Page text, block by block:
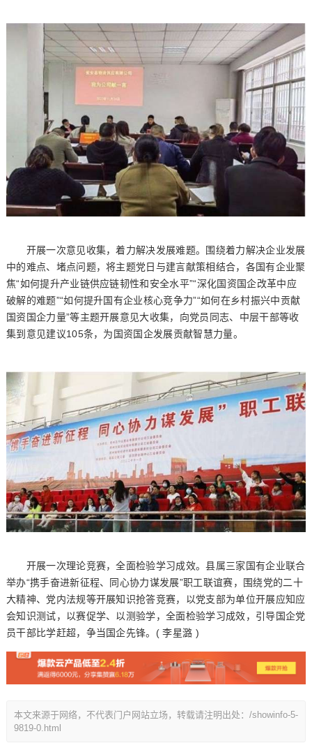
开展一次意见收集，着力解决发展难题。围绕着力解决企业发展
中的难点、堵点问题，将主题党日与建言献策相结合，各国有企业聚
焦“如何提升产业链供应链韧性和安全水平”“深化国资国企改革中应
破解的难题”“如何提升国有企业核心竞争力”“如何在乡村振兴中贡献
国资国企力量”等主题开展意见大收集，向党员同志、中层干部等收
集到意见建议105条，为国资国企发展贡献智慧力量。
开展一次理论竞赛，全面检验学习成效。县属三家国有企业联合
举办“携手奋进新征程、同心协力谋发展”职工联谊赛，围绕党的二十
大精神、党内法规等开展知识抢答竞赛，以党支部为单位开展应知应
会知识测试，以赛促学、以测验学，全面检验学习成效，引导国企党
员干部比学赶超，争当国企先锋。( 李星潞 )
本文来源于网络，不代表门户网站立场，转载请注明出处：/showinfo-5-
9819-0.html